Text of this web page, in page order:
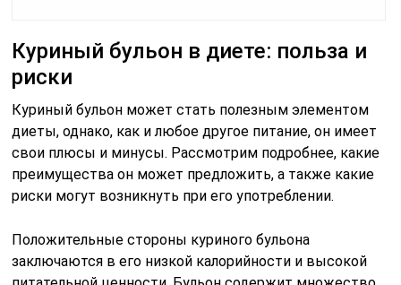
Куриный бульон в диете: польза и
риски
Куриный бульон может стать полезным элементом
диеты, однако, как и любое другое питание, он имеет
свои плюсы и минусы. Рассмотрим подробнее, какие
преимущества он может предложить, а также какие
риски могут возникнуть при его употреблении.
Положительные стороны куриного бульона
заключаются в его низкой калорийности и высокой